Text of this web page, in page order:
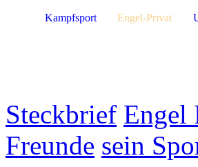
Steckbrief Engel
Freunde sein
Kampfsport Engel-Privat